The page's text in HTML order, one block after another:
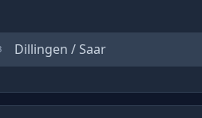
Dillingen / Saar